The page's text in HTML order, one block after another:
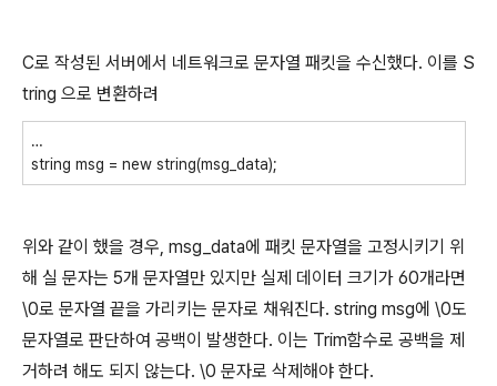
C로 작성된 서버에서 네트워크로 문자열 패킷을 수신했다. 이를 S
tring 으로 변환하려
…
string msg = new string(msg_data);
위와 같이 했을 경우, msg_data에 패킷 문자열을 고정시키기 위
해 실 문자는 5개 문자열만 있지만 실제 데이터 크기가 60개라면
\0로 문자열 끝을 가리키는 문자로 채워진다. string msg에 \0도
문자열로 판단하여 공백이 발생한다. 이는 Trim함수로 공백을 제
거하려 해도 되지 않는다. \0 문자로 삭제해야 한다.